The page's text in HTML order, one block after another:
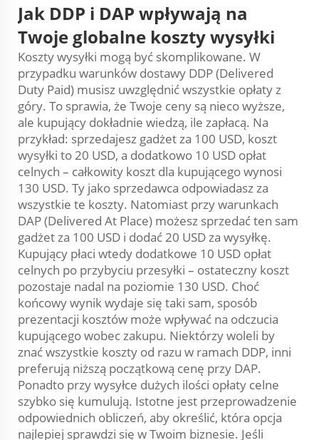
Jak DDP i DAP wpływają na
Twoje globalne koszty wysyłki
Koszty wysyłki mogą być skomplikowane. W
przypadku warunków dostawy DDP (Delivered
Duty Paid) musisz uwzględnić wszystkie opłaty z
góry. To sprawia, że Twoje ceny są nieco wyższe,
ale kupujący dokładnie wiedzą, ile zapłacą. Na
przykład: sprzedajesz gadżet za 100 USD, koszt
wysyłki to 20 USD, a dodatkowo 10 USD opłat
celnych – całkowity koszt dla kupującego wynosi
130 USD. Ty jako sprzedawca odpowiadasz za
wszystkie te koszty. Natomiast przy warunkach
DAP (Delivered At Place) możesz sprzedać ten sam
gadżet za 100 USD i dodać 20 USD za wysyłkę.
Kupujący płaci wtedy dodatkowe 10 USD opłat
celnych po przybyciu przesyłki – ostateczny koszt
pozostaje nadal na poziomie 130 USD. Choć
końcowy wynik wydaje się taki sam, sposób
prezentacji kosztów może wpływać na odczucia
kupującego wobec zakupu. Niektórzy woleli by
znać wszystkie koszty od razu w ramach DDP, inni
preferują niższą początkową cenę przy DAP.
Ponadto przy wysyłce dużych ilości opłaty celne
szybko się kumulują. Istotne jest przeprowadzenie
odpowiednich obliczeń, aby określić, która opcja
najlepiej sprawdzi się w Twoim biznesie. Jeśli